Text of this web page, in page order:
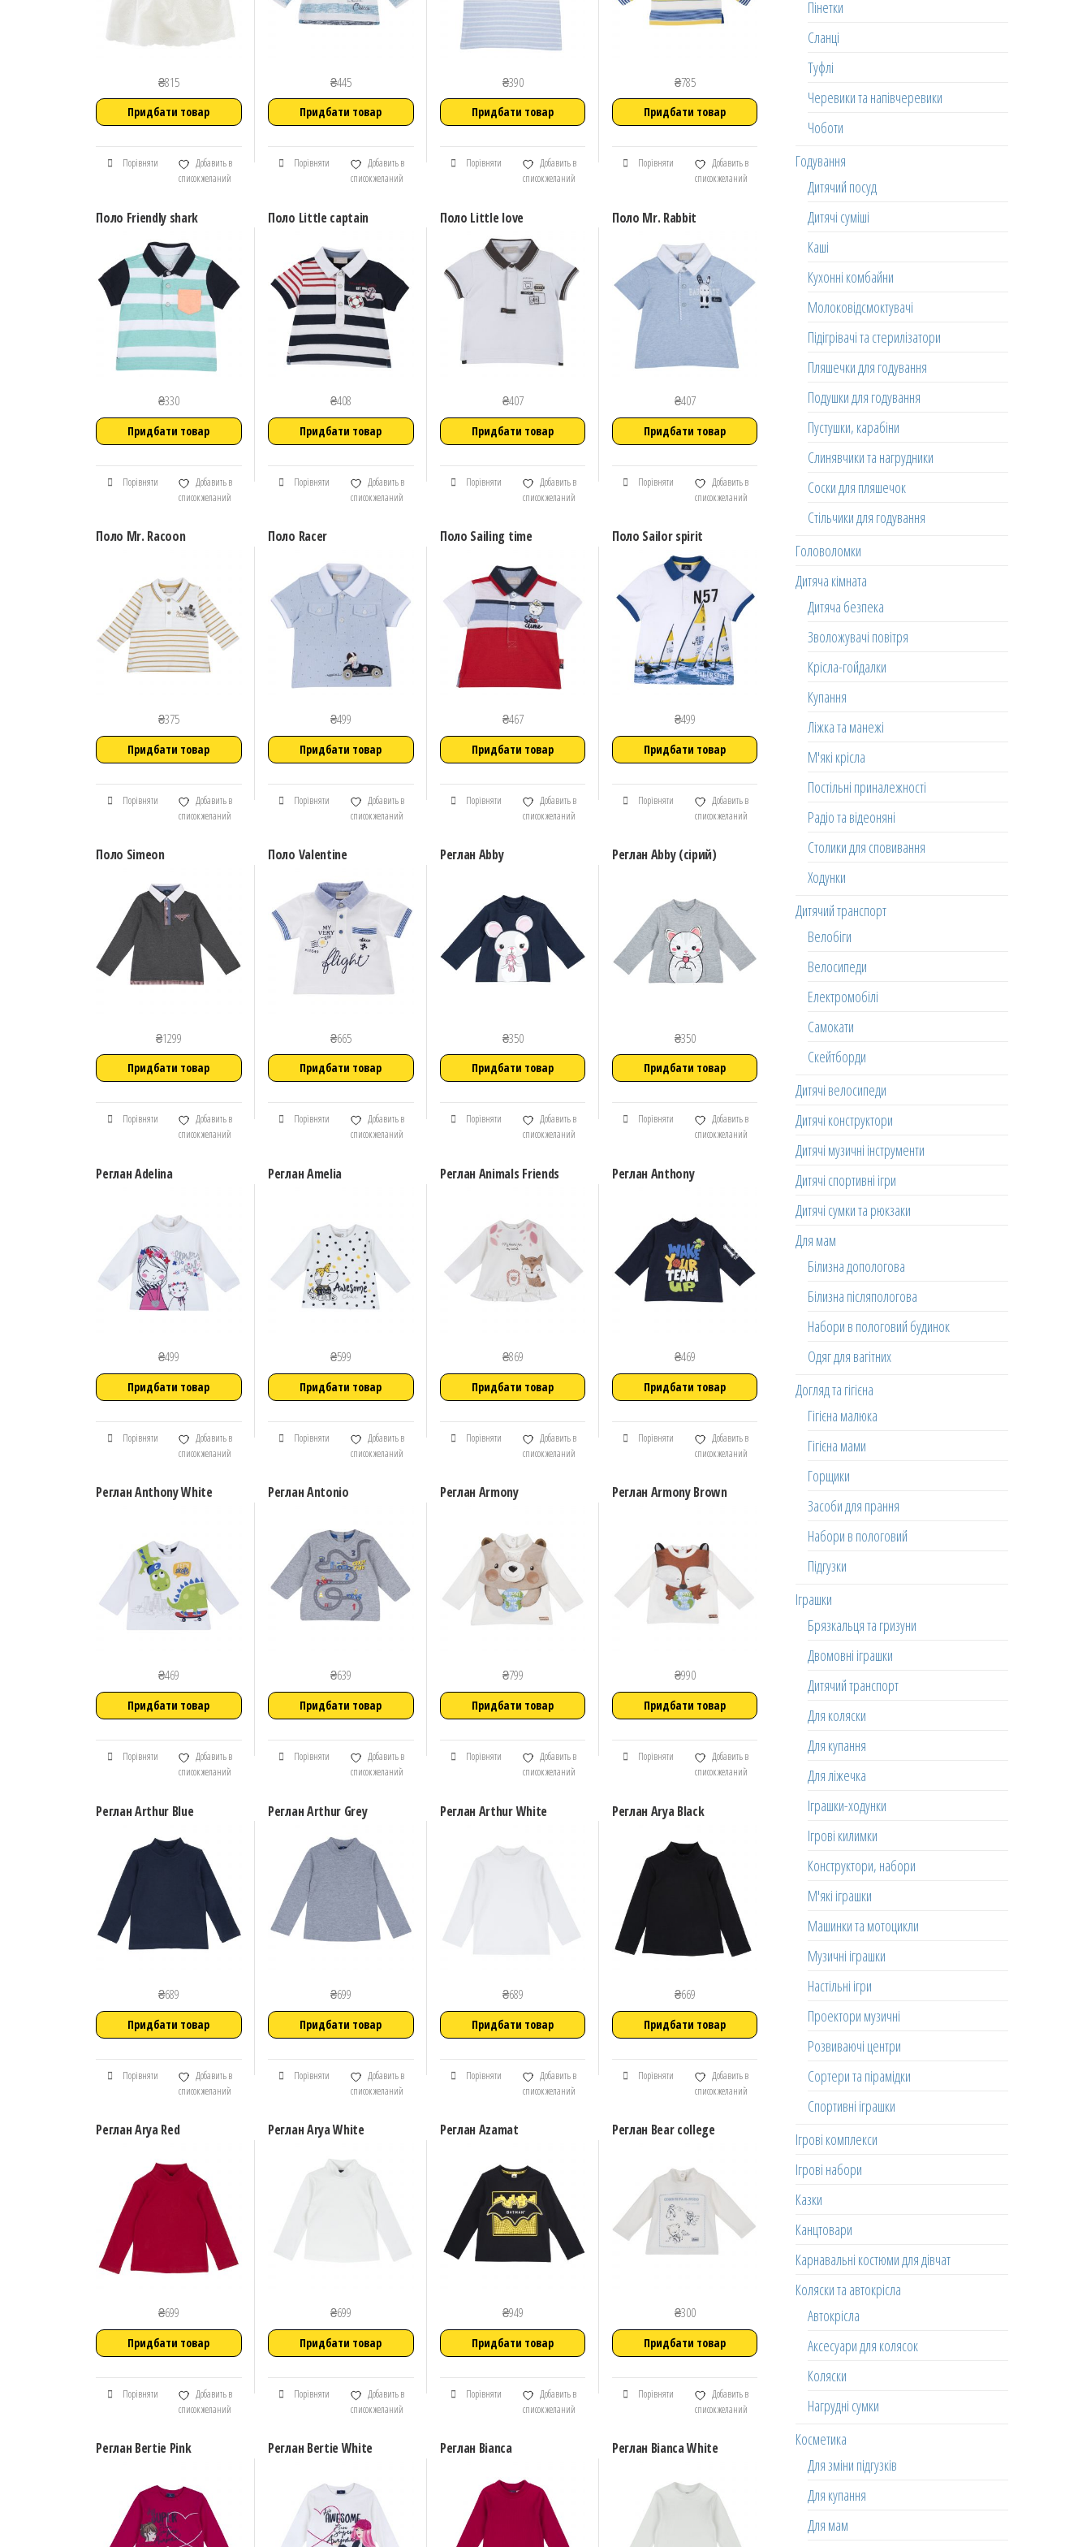
₴815
Придбати товар
Порівняти
Добавить в
список желаний
₴445
Придбати товар
Порівняти
Добавить в
список желаний
₴390
Придбати товар
Порівняти
Добавить в
список желаний
₴785
Придбати товар
Порівняти
Добавить в
список желаний
Поло Friendly shark
₴330
Придбати товар
Порівняти
Добавить в
список желаний
Поло Little captain
₴408
Придбати товар
Порівняти
Добавить в
список желаний
Поло Little love
₴407
Придбати товар
Порівняти
Добавить в
список желаний
Поло Mr. Rabbit
₴407
Придбати товар
Порівняти
Добавить в
список желаний
Поло Mr. Racoon
₴375
Придбати товар
Порівняти
Добавить в
список желаний
Поло Racer
₴499
Придбати товар
Порівняти
Добавить в
список желаний
Поло Sailing time
₴467
Придбати товар
Порівняти
Добавить в
список желаний
Поло Sailor spirit
₴499
Придбати товар
Порівняти
Добавить в
список желаний
Поло Simeon
₴1299
Придбати товар
Порівняти
Добавить в
список желаний
Поло Valentine
₴665
Придбати товар
Порівняти
Добавить в
список желаний
Реглан Abby
₴350
Придбати товар
Порівняти
Добавить в
список желаний
Реглан Abby (сірий)
₴350
Придбати товар
Порівняти
Добавить в
список желаний
Реглан Adelina
₴499
Придбати товар
Порівняти
Добавить в
список желаний
Реглан Amelia
₴599
Придбати товар
Порівняти
Добавить в
список желаний
Реглан Animals Friends
₴869
Придбати товар
Порівняти
Добавить в
список желаний
Реглан Anthony
₴469
Придбати товар
Порівняти
Добавить в
список желаний
Реглан Anthony White
₴469
Придбати товар
Порівняти
Добавить в
список желаний
Реглан Antonio
₴639
Придбати товар
Порівняти
Добавить в
список желаний
Реглан Armony
₴799
Придбати товар
Порівняти
Добавить в
список желаний
Реглан Armony Brown
₴990
Придбати товар
Порівняти
Добавить в
список желаний
Реглан Arthur Blue
₴689
Придбати товар
Порівняти
Добавить в
список желаний
Реглан Arthur Grey
₴699
Придбати товар
Порівняти
Добавить в
список желаний
Реглан Arthur White
₴689
Придбати товар
Порівняти
Добавить в
список желаний
Реглан Arya Black
₴669
Придбати товар
Порівняти
Добавить в
список желаний
Реглан Arya Red
₴699
Придбати товар
Порівняти
Добавить в
список желаний
Реглан Arya White
₴699
Придбати товар
Порівняти
Добавить в
список желаний
Реглан Azamat
₴949
Придбати товар
Порівняти
Добавить в
список желаний
Реглан Bear college
₴300
Придбати товар
Порівняти
Добавить в
список желаний
Реглан Bertie Pink Реглан Bertie White Реглан Bianca Реглан Bianca White
Пінетки
Сланці
Туфлі
Черевики та напівчеревики
Чоботи
Годування
Дитячий посуд
Дитячі суміші
Каші
Кухонні комбайни
Молоковідсмоктувачі
Підігрівачі та стерилізатори
Пляшечки для годування
Подушки для годування
Пустушки, карабіни
Слинявчики та нагрудники
Соски для пляшечок
Стільчики для годування
Головоломки
Дитяча кімната
Дитяча безпека
Зволожувачі повітря
Крісла-гойдалки
Купання
Ліжка та манежі
М'які крісла
Постільні приналежності
Радіо та відеоняні
Столики для сповивання
Ходунки
Дитячий транспорт
Велобіги
Велосипеди
Електромобілі
Самокати
Скейтборди
Дитячі велосипеди
Дитячі конструктори
Дитячі музичні інструменти
Дитячі спортивні ігри
Дитячі сумки та рюкзаки
Для мам
Білизна допологова
Білизна післяпологова
Набори в пологовий будинок
Одяг для вагітних
Догляд та гігієна
Гігієна малюка
Гігієна мами
Горщики
Засоби для прання
Набори в пологовий
Підгузки
Іграшки
Брязкальця та гризуни
Двомовні іграшки
Дитячий транспорт
Для коляски
Для купання
Для ліжечка
Іграшки-ходунки
Ігрові килимки
Конструктори, набори
М'які іграшки
Машинки та мотоцикли
Музичні іграшки
Настільні ігри
Проектори музичні
Розвиваючі центри
Сортери та пірамідки
Спортивні іграшки
Ігрові комплекси
Ігрові набори
Казки
Канцтовари
Карнавальні костюми для дівчат
Коляски та автокрісла
Автокрісла
Аксесуари для колясок
Коляски
Нагрудні сумки
Косметика
Для зміни підгузків
Для купання
Для мам